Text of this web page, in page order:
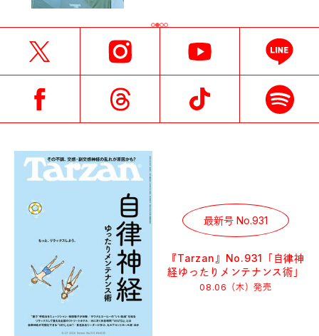
最新号 No.931
『Tarzan』No.931「自律神
経ゆったりメンテナンス術」
08.06（木）発売